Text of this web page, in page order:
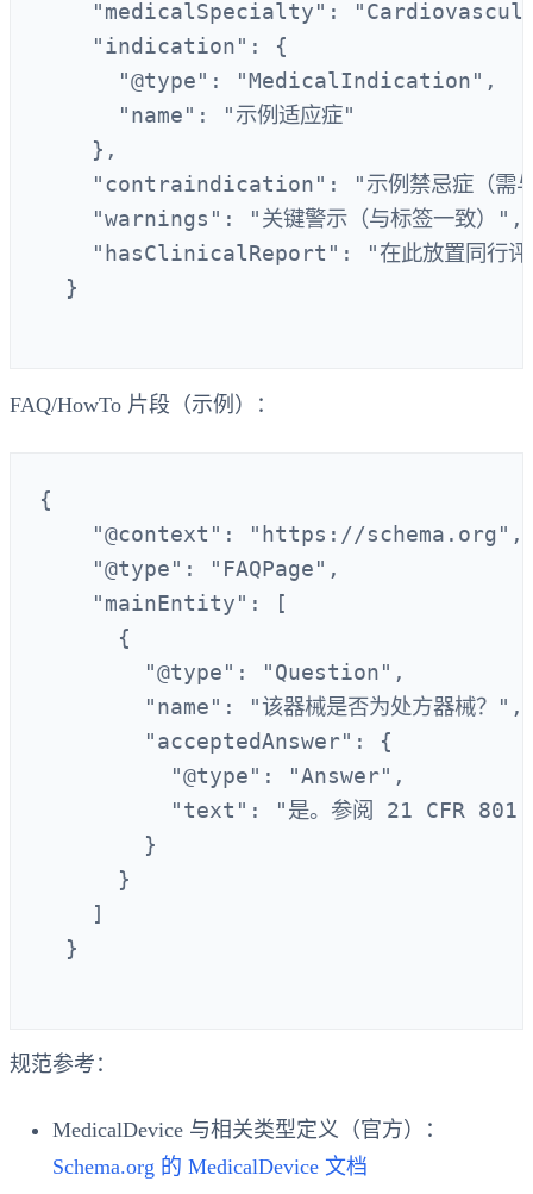
"medicalSpecialty":
    "indication": {
      "@type": "MedicalIndication",
      "name": "示例适应症"
    },
"contraindication": "示例禁忌症（需
    "warnings": "关键警示（与标签一致）",
"hasClinicalReport": "在此放置同行评
  }
FAQ/HowTo 片段（示例）：
{
    "@context": "https://schema.org",
    "@type": "FAQPage",
    "mainEntity": [
      {
        "@type": "Question",
        "name": "该器械是否为处方器械？",
        "acceptedAnswer": {
          "@type": "Answer",
"text": "是。参阅 21 CFR
        }
      }
    ]
  }
规范参考：
MedicalDevice 与相关类型定义（官方）：
Schema.org 的 MedicalDevice 文档